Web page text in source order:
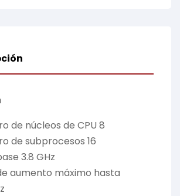
de núcleos de CPU 8
de subprocesos 16
3.8 GHz
aumento máximo hasta